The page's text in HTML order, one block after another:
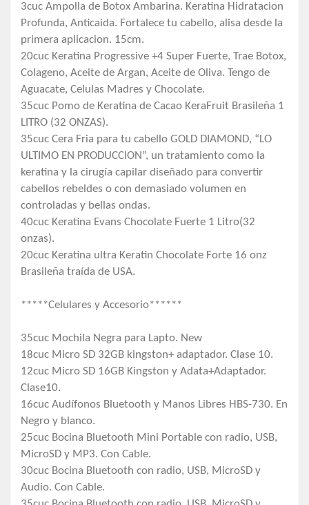
3cuc Ampolla de Botox Ambarina. Keratina Hidratacion
Profunda, Anticaida. Fortalece tu cabello, alisa desde la
primera aplicacion. 15cm.
20cuc Keratina Progressive +4 Super Fuerte, Trae Botox,
Colageno, Aceite de Argan, Aceite de Oliva. Tengo de
Aguacate, Celulas Madres y Chocolate.
35cuc Pomo de Keratina de Cacao KeraFruit Brasileña 1
LITRO (32 ONZAS).
35cuc Cera Fria para tu cabello GOLD DIAMOND, “LO
ULTIMO EN PRODUCCION”, un tratamiento como la
keratina y la cirugía capilar diseñado para convertir
cabellos rebeldes o con demasiado volumen en
controladas y bellas ondas.
40cuc Keratina Evans Chocolate Fuerte 1 Litro(32
onzas).
20cuc Keratina ultra Keratin Chocolate Forte 16 onz
Brasileña traída de USA.
*****Celulares y Accesorio******
35cuc Mochila Negra para Lapto. New
18cuc Micro SD 32GB kingston+ adaptador. Clase 10.
12cuc Micro SD 16GB Kingston y Adata+Adaptador.
Clase10.
16cuc Audífonos Bluetooth y Manos Libres HBS-730. En
Negro y blanco.
25cuc Bocina Bluetooth Mini Portable con radio, USB,
MicroSD y MP3. Con Cable.
30cuc Bocina Bluetooth con radio, USB, MicroSD y
Audio. Con Cable.